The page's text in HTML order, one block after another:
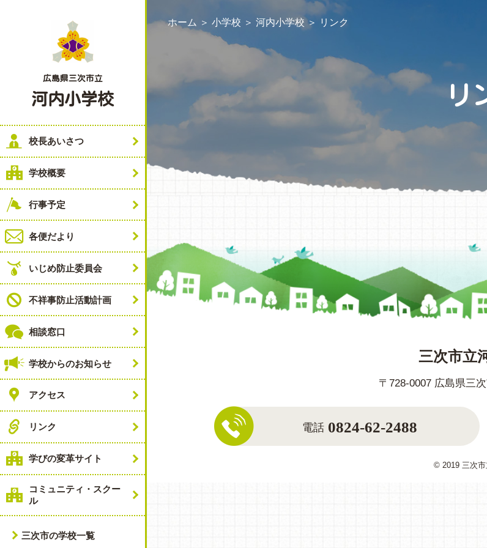
広島県三次市立
河内小学校
校長あいさつ
学校概要
行事予定
各便だより
いじめ防止委員会
不祥事防止活動計画
相談窓口
学校からのお知らせ
アクセス
リンク
学びの変革サイト
コミュニティ・スクー
ル
三次市の学校一覧
ホーム ＞ 小学校 ＞ 河内小学校 ＞ リンク
リ
三次市立
〒728-0007 広島県三
電話 0824-62-2488
© 2019 三次市